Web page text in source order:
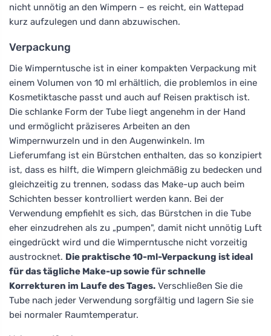
nicht unnötig an den Wimpern – es reicht, ein Wattepad
kurz aufzulegen und dann abzuwischen.
Verpackung
Die Wimperntusche ist in einer kompakten Verpackung mit
einem Volumen von 10 ml erhältlich, die problemlos in eine
Kosmetiktasche passt und auch auf Reisen praktisch ist.
Die schlanke Form der Tube liegt angenehm in der Hand
und ermöglicht präziseres Arbeiten an den
Wimpernwurzeln und in den Augenwinkeln. Im
Lieferumfang ist ein Bürstchen enthalten, das so konzipiert
ist, dass es hilft, die Wimpern gleichmäßig zu bedecken und
gleichzeitig zu trennen, sodass das Make-up auch beim
Schichten besser kontrolliert werden kann. Bei der
Verwendung empfiehlt es sich, das Bürstchen in die Tube
eher einzudrehen als zu „pumpen", damit nicht unnötig Luft
eingedrückt wird und die Wimperntusche nicht vorzeitig
austrocknet. Die praktische 10-ml-Verpackung ist ideal
für das tägliche Make-up sowie für schnelle
Korrekturen im Laufe des Tages. Verschließen Sie die
Tube nach jeder Verwendung sorgfältig und lagern Sie sie
bei normaler Raumtemperatur.